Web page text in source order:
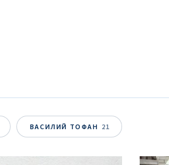
ВАСИЛИЙ ТОФАН 21